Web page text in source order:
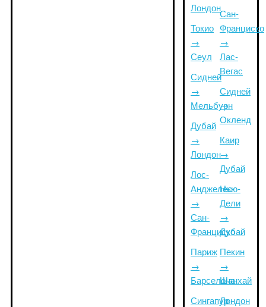
Лондон
Токио
→
Сеул
Сидней
→
Мельбурн
Дубай
→
Лондон
Лос-
Анджелес
→
Сан-
Франциско
Париж
→
Барселона
Сингапур
Сан-
Франциско
→
Лас-
Вегас
Сидней
→
Окленд
Каир
→
Дубай
Нью-
Дели
→
Дубай
Пекин
→
Шанхай
Лондон